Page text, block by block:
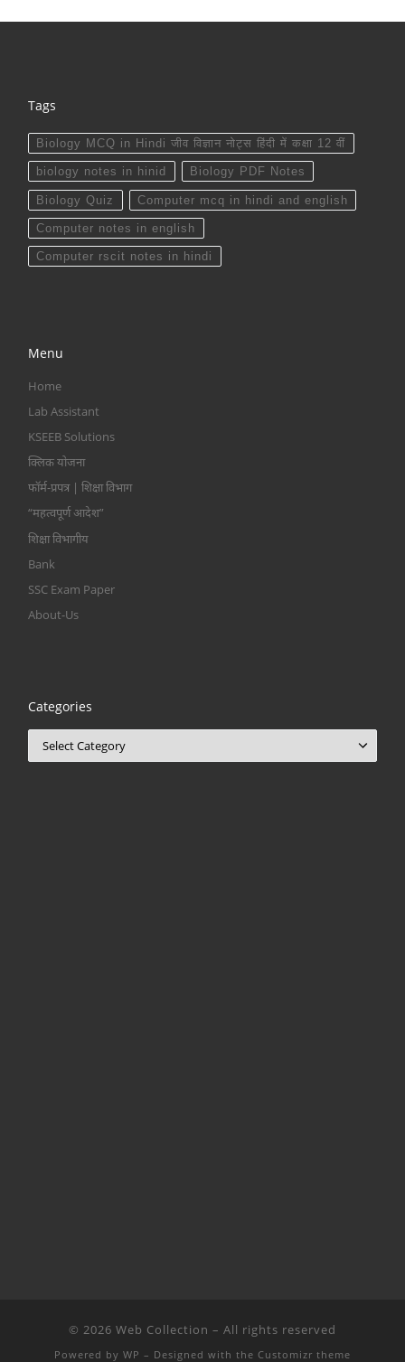
Tags
Biology MCQ in Hindi जीव विज्ञान नोट्स हिंदी में कक्षा 12 वीं
biology notes in hinid Biology PDF Notes
Biology Quiz Computer mcq in hindi and english
Computer notes in english
Computer rscit notes in hindi
Menu
Home
Lab Assistant
KSEEB Solutions
क्लिक योजना
फॉर्म-प्रपत्र | शिक्षा विभाग
“महत्वपूर्ण आदेश”
शिक्षा विभागीय
Bank
SSC Exam Paper
About-Us
Categories
© 2026 Web Collection – All rights reserved
Powered by WP – Designed with the Customizr theme